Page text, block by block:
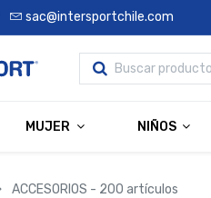
sac@intersportchile.com
MUJER NIÑOS
ACCESORIOS - 200 artículos